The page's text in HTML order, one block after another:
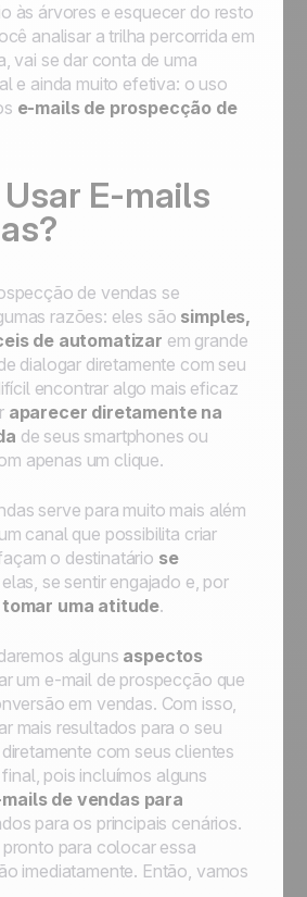
às árvores e esquecer do resto
analisar a trilha percorrida em
vai se dar conta de uma
e ainda muito efetiva: o uso
e-mails de prospecção de
Usar E-mails
de vendas se
razões: eles são simples,
de automatizar em grande
dialogar diretamente com seu
encontrar algo mais eficaz
aparecer diretamente na
de seus smartphones ou
apenas um clique.
serve para muito mais além
canal que possibilita criar
o destinatário se
se sentir engajado e, por
uma atitude.
alguns aspectos
um e-mail de prospecção que
em vendas. Com isso,
mais resultados para o seu
com seus clientes
pois incluímos alguns
de vendas para
para os principais cenários.
para colocar essa
imediatamente. Então, vamos